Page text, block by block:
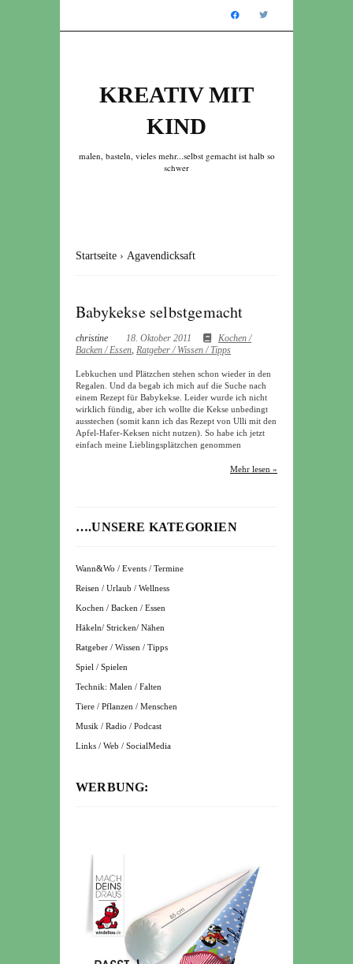
KREATIV MIT
KIND
malen, basteln, vieles mehr...selbst gemacht ist halb so
schwer
Startseite › Agavendicksaft
Babykekse selbstgemacht
christine 18. Oktober 2011
Kochen /
Backen / Essen, Ratgeber / Wissen / Tipps
Lebkuchen und Plätzchen stehen schon wieder in den
Regalen. Und da begab ich mich auf die Suche nach
einem Rezept für Babykekse. Leider wurde ich nicht
wirklich fündig, aber ich wollte die Kekse unbedingt
ausstechen (somit kann ich das Rezept von Ulli mit den
Apfel-Hafer-Keksen nicht nutzen). So habe ich jetzt
einfach meine Lieblingsplätzchen genommen
Mehr lesen »
….UNSERE KATEGORIEN
Wann&Wo / Events / Termine
Reisen / Urlaub / Wellness
Kochen / Backen / Essen
Häkeln/ Stricken/ Nähen
Ratgeber / Wissen / Tipps
Spiel / Spielen
Technik: Malen / Falten
Tiere / Pflanzen / Menschen
Musik / Radio / Podcast
Links / Web / SocialMedia
WERBUNG: